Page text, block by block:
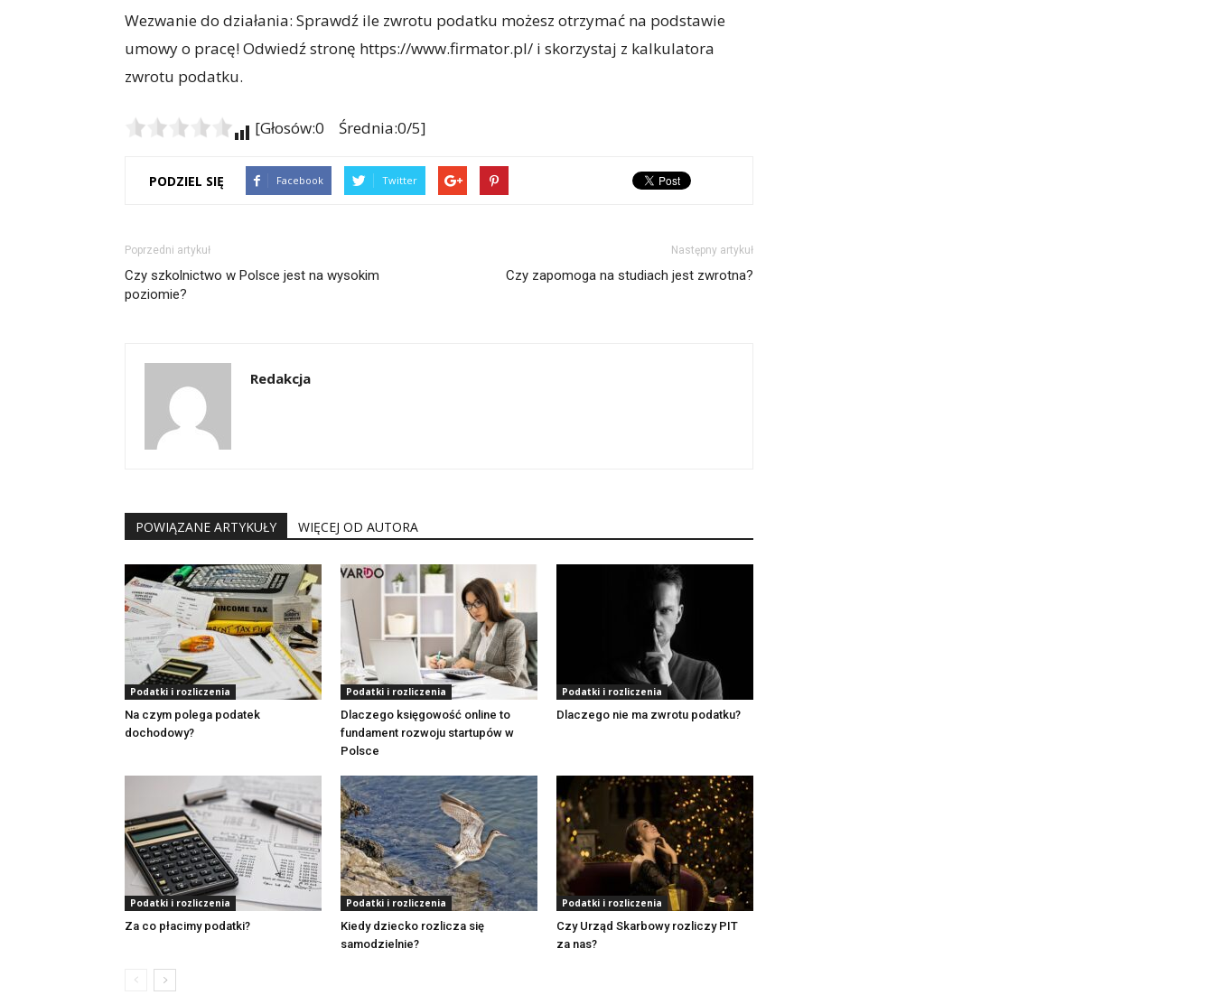
Wezwanie do działania: Sprawdź ile zwrotu podatku możesz otrzymać na podstawie
umowy o pracę! Odwiedź stronę https://www.firmator.pl/ i skorzystaj z kalkulatora
zwrotu podatku.
[Głosów:0 Średnia:0/5]
PODZIEL SIĘ Facebook Twitter
Poprzedni artykuł
Czy szkolnictwo w Polsce jest na wysokim
poziomie?
Następny artykuł
Czy zapomoga na studiach jest zwrotna?
Redakcja
POWIĄZANE ARTYKUŁY WIĘCEJ OD AUTORA
Podatki i rozliczenia
Na czym polega podatek
dochodowy?
Podatki i rozliczenia
Dlaczego księgowość online to
fundament rozwoju startupów w
Polsce
Podatki i rozliczenia
Dlaczego nie ma zwrotu podatku?
Podatki i rozliczenia
Za co płacimy podatki?
Podatki i rozliczenia
Kiedy dziecko rozlicza się
samodzielnie?
Podatki i rozliczenia
Czy Urząd Skarbowy rozliczy PIT
za nas?